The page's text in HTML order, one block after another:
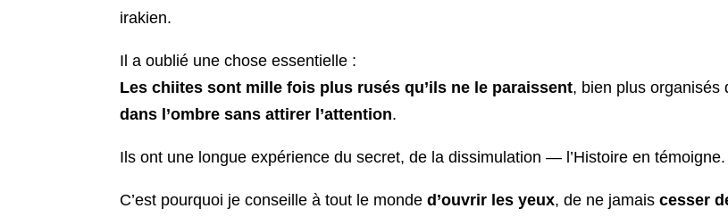
irakien.
Il a oublié une chose essentielle :
Les chiites sont mille fois plus rusés qu’ils ne le paraissent, bien plus organisés
dans l’ombre sans attirer l’attention.
Ils ont une longue expérience du secret, de la dissimulation — l’Histoire en témoigne.
C’est pourquoi je conseille à tout le monded’ouvrir les yeux, de ne jamaiscesser